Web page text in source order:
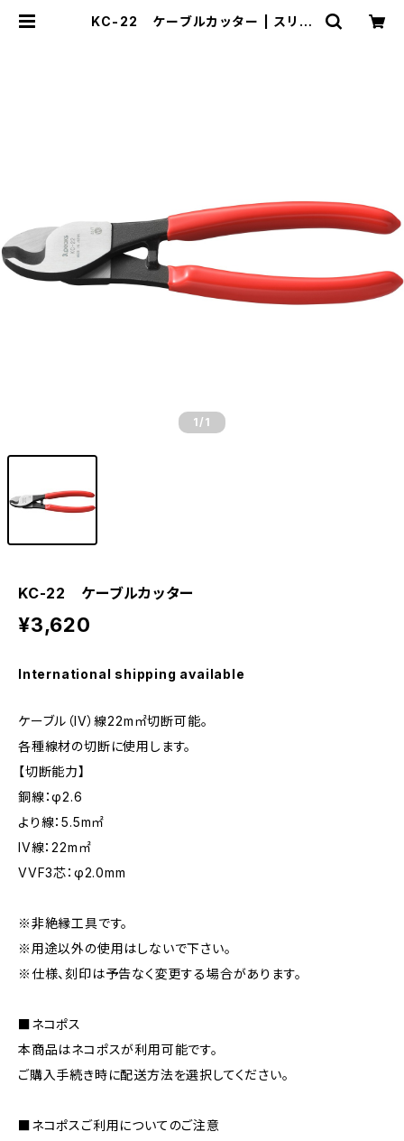
KC-22 ケーブルカッター | スリー
1 /1
KC-22 ケーブルカッター
¥3,620
International shipping available
ケーブル（IV）線22m㎡切断可能。
各種線材の切断に使用します。
【切断能力】
銅線：φ2.6
より線：5.5m㎡
IV線：22m㎡
VVF3芯：φ2.0mm
※非絶縁工具です。
※用途以外の使用はしないで下さい。
※仕様、刻印は予告なく変更する場合があります。
■ネコポス
本商品はネコポスが利用可能です。
ご購入手続き時に配送方法を選択してください。
■ネコポスご利用についてのご注意